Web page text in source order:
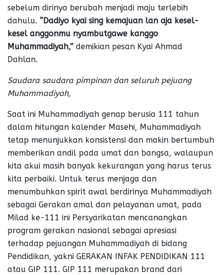
sebelum dirinya berubah menjadi maju terlebih
dahulu. “Dadiyo kyai sing kemajuan lan aja kesel-
kesel anggonmu nyambutgawe kanggo
Muhammadiyah,” demikian pesan Kyai Ahmad
Dahlan.
Saudara saudara pimpinan dan seluruh pejuang
Muhammadiyah,
Saat ini Muhammadiyah genap berusia 111 tahun
dalam hitungan kalender Masehi, Muhammadiyah
tetap menunjukkan konsistensi dan makin bertumbuh
memberikan andil pada umat dan bangsa, walaupun
kita akui masih banyak kekurangan yang harus terus
kita perbaiki. Untuk terus menjaga dan
menumbuhkan spirit awal berdirinya Muhammadiyah
sebagai Gerakan amal dan pelayanan umat, pada
Milad ke-111 ini Persyarikatan mencanangkan
program gerakan nasional sebagai apresiasi
terhadap pejuangan Muhammadiyah di bidang
Pendidikan, yakni GERAKAN INFAK PENDIDIKAN 111
atau GIP 111. GIP 111 merupakan brand dari